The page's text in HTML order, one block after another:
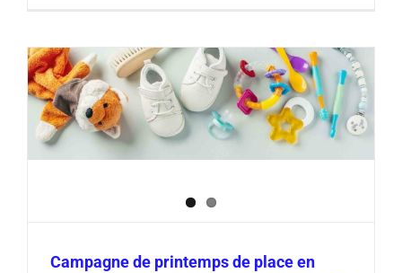
Campagne de printemps de place en